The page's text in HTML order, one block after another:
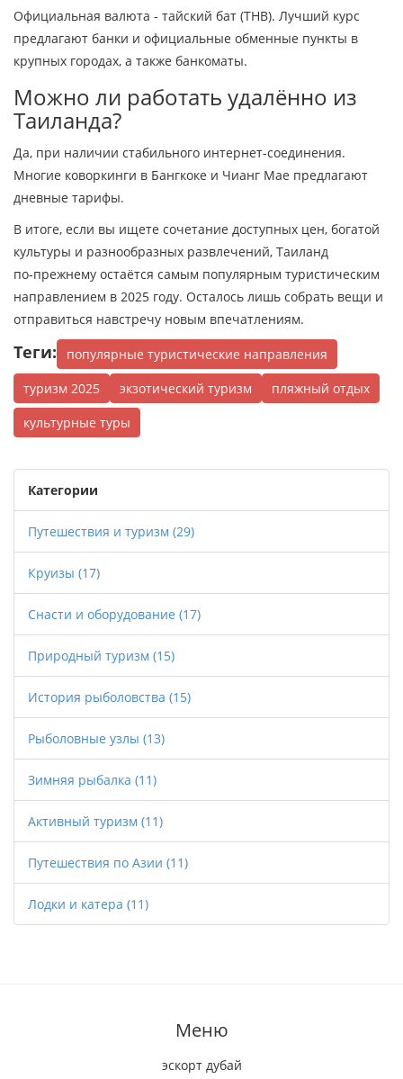
Официальная валюта - тайский бат (THB). Лучший курс
предлагают банки и официальные обменные пункты в
крупных городах, а также банкоматы.
Можно ли работать удалённо из
Таиланда?
Да, при наличии стабильного интернет‑соединения.
Многие коворкинги в Бангкоке и Чианг Мае предлагают
дневные тарифы.
В итоге, если вы ищете сочетание доступных цен, богатой
культуры и разнообразных развлечений, Таиланд
по‑прежнему остаётся самым популярным туристическим
направлением в 2025 году. Осталось лишь собрать вещи и
отправиться навстречу новым впечатлениям.
Теги:
популярные туристические направления
туризм 2025
экзотический туризм
пляжный отдых
культурные туры
Категории
Путешествия и туризм (29)
Круизы (17)
Снасти и оборудование (17)
Природный туризм (15)
История рыболовства (15)
Рыболовные узлы (13)
Зимняя рыбалка (11)
Активный туризм (11)
Путешествия по Азии (11)
Лодки и катера (11)
Меню
эскорт дубай